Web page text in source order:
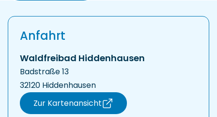
Anfahrt
Waldfreibad Hiddenhausen
Badstraße 13
32120 Hiddenhausen
Zur Kartenansicht
(öffnet in neuem Fenster)